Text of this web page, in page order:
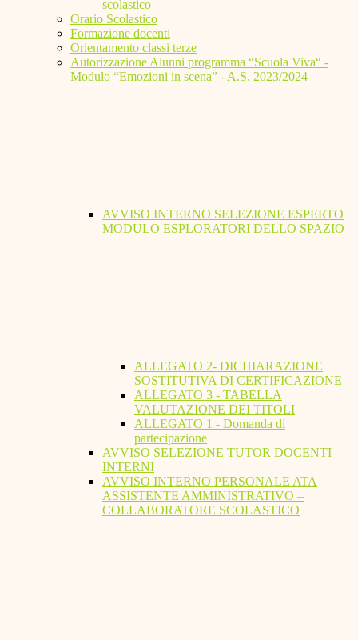
scolastico
Orario Scolastico
Formazione docenti
Orientamento classi terze
Autorizzazione Alunni programma “Scuola Viva“ -
Modulo “Emozioni in scena” - A.S. 2023/2024
AVVISO INTERNO SELEZIONE ESPERTO
MODULO ESPLORATORI DELLO SPAZIO
ALLEGATO 2- DICHIARAZIONE
SOSTITUTIVA DI CERTIFICAZIONE
ALLEGATO 3 - TABELLA
VALUTAZIONE DEI TITOLI
ALLEGATO 1 - Domanda di
partecipazione
AVVISO SELEZIONE TUTOR DOCENTI
INTERNI
AVVISO INTERNO PERSONALE ATA
ASSISTENTE AMMINISTRATIVO –
COLLABORATORE SCOLASTICO